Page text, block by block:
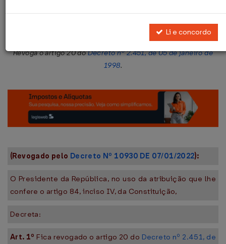
Publicado no DOU em 10 jan 2000
Revoga o artigo 20 doDecreto nº 2.451, de 05 de janeiro de
1998.
(Revogado pelo Decreto Nº 10930 DE 07/01/2022):
O Presidente da República, no uso da atribuição que lhe
confere o artigo 84, inciso IV, da Constituição,
Decreta:
Art. 1º Fica revogado o artigo 20 do Decreto nº 2.451, de
Li e concordo